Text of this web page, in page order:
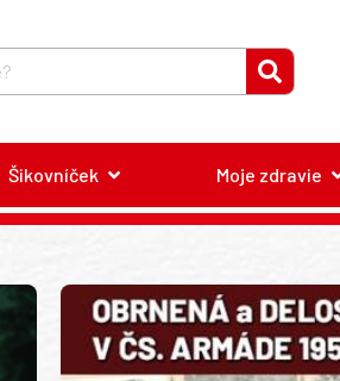
Šikovníček Moje zdravie